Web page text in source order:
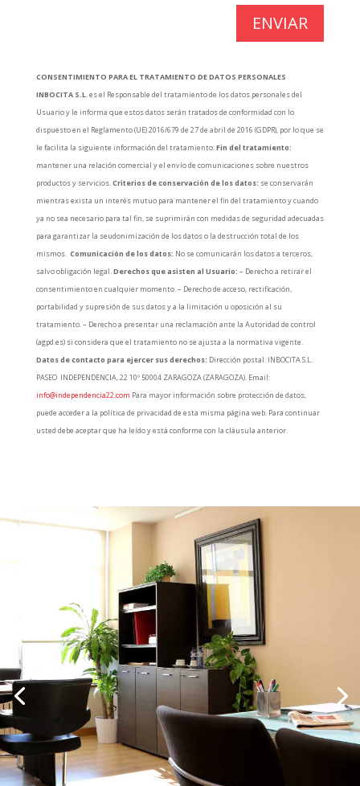
ENVIAR
CONSENTIMIENTO PARA EL TRATAMIENTO DE DATOS PERSONALES
INBOCITA S.L. es el Responsable del tratamiento de los datos personales del
Usuario y le informa que estos datos serán tratados de conformidad con lo
dispuesto en el Reglamento (UE) 2016/679 de 27 de abril de 2016 (GDPR), por lo que se
le facilita la siguiente información del tratamiento:Fin del tratamiento:
mantener una relación comercial y el envío de comunicaciones sobre nuestros
productos y servicios.Criterios de conservación de los datos: se conservarán
mientras exista un interés mutuo para mantener el fin del tratamiento y cuando
ya no sea necesario para tal fin, se suprimirán con medidas de seguridad adecuadas
para garantizar la seudonimización de los datos o la destrucción total de los
mismos. Comunicación de los datos: No se comunicarán los datos a terceros,
salvo obligación legal.Derechos que asisten al Usuario: – Derecho a retirar el
consentimiento en cualquier momento. – Derecho de acceso, rectificación,
portabilidad y supresión de sus datos y a la limitación u oposición al su
tratamiento. – Derecho a presentar una reclamación ante la Autoridad de control
(agpd.es) si considera que el tratamiento no se ajusta a la normativa vigente.
Datos de contacto para ejercer sus derechos: Dirección postal: INBOCITA S.L..
PASEO INDEPENDENCIA, 22 10º 50004 ZARAGOZA (ZARAGOZA). Email:
info@independencia22.com Para mayor información sobre protección de datos,
puede acceder a la política de privacidad de esta misma página web. Para continuar
usted debe aceptar que ha leído y está conforme con la cláusula anterior.